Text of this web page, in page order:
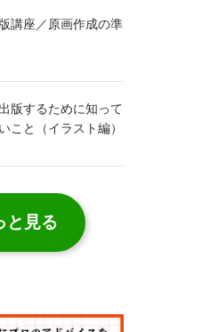
講座／原画作成の準
版するために知って
こと（イラスト編）
と見る